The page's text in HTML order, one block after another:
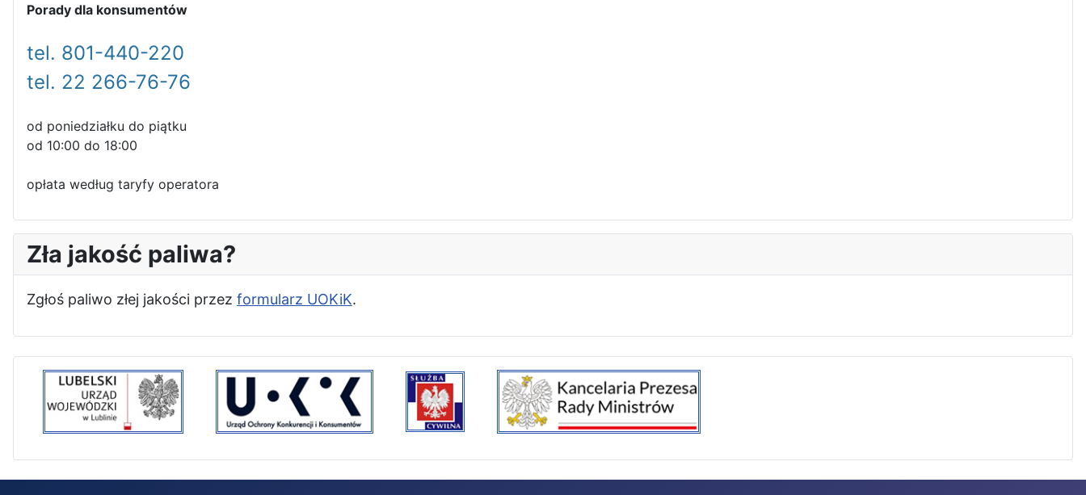
Porady dla konsumentów
tel. 801-440-220
tel. 22 266-76-76
od poniedziałku do piątku
od 10:00 do 18:00
opłata według taryfy operatora
Zła jakość paliwa?
Zgłoś paliwo złej jakości przez formularz UOKiK.